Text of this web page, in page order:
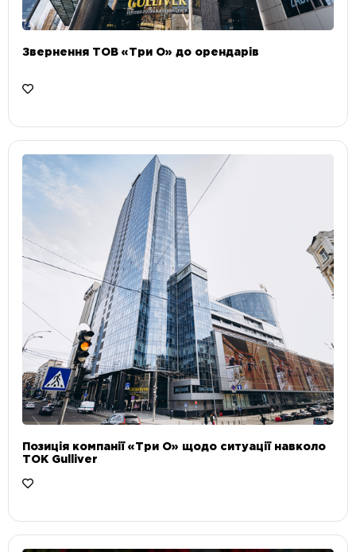
Звернення ТОВ «Три О» до орендарів
Позиція компанії «Три О» щодо ситуації навколо
ТОК Gulliver